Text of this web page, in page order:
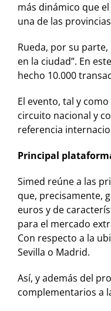
más dinámico que
una de las
Rueda, por su
en la ciudad”. En
hecho 10.000
El evento, tal y
circuito nacional y
referencia
Principal
Simed reúne a las
que, precisamente,
euros y de
para el mercado
Con respecto a la
Sevilla o Madrid.
Así, y además del
complementarios a